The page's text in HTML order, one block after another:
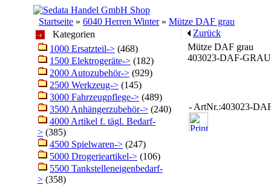
Startseite » 6040 Herren Winter» Mütze DAF grau
Kategorien
1000 Ersatzteil-> (468)
1500 Elektrogeräte-> (182)
2000 Autozubehör-> (929)
2500 Werkzeug-> (145)
3000 Fahrzeugpflege-> (489)
3500 Anhängerzubehör-> (240)
4000 Artikel f. tägl. Bedarf-
> (385)
4500 Spielwaren-> (247)
5000 Drogerieartikel-> (106)
5500 Tankstelleneigenbedarf-
> (358)
Zurück
Mütze DAF grau
403023-DAF-GRAU
- ArtNr.:403023-